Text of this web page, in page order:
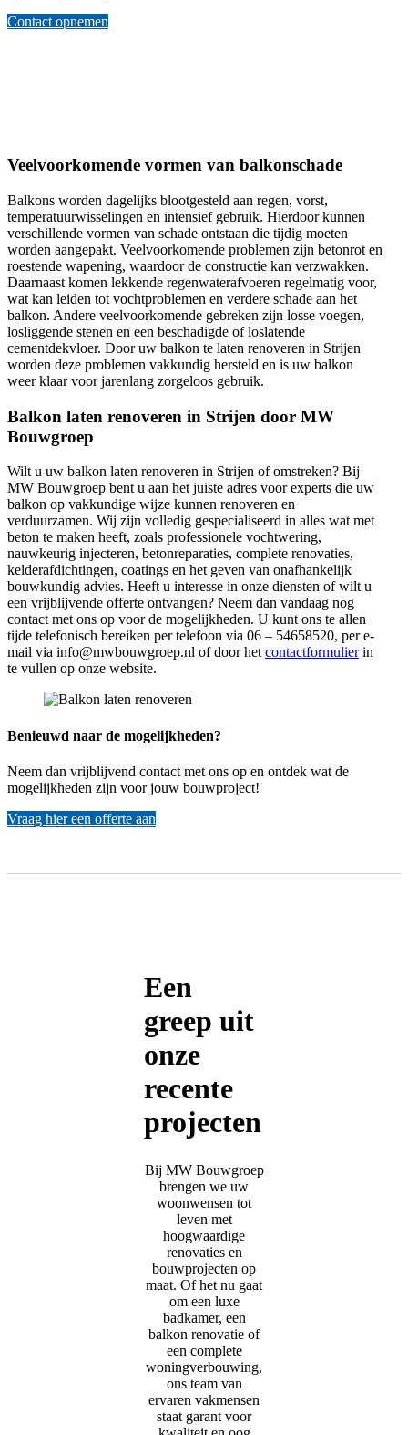
Contact opnemen
Veelvoorkomende vormen van balkonschade
Balkons worden dagelijks blootgesteld aan regen, vorst,
temperatuurwisselingen en intensief gebruik. Hierdoor kunnen
verschillende vormen van schade ontstaan die tijdig moeten
worden aangepakt. Veelvoorkomende problemen zijn betonrot en
roestende wapening, waardoor de constructie kan verzwakken.
Daarnaast komen lekkende regenwaterafvoeren regelmatig voor,
wat kan leiden tot vochtproblemen en verdere schade aan het
balkon. Andere veelvoorkomende gebreken zijn losse voegen,
losliggende stenen en een beschadigde of loslatende
cementdekvloer. Door uw balkon te laten renoveren in Strijen
worden deze problemen vakkundig hersteld en is uw balkon
weer klaar voor jarenlang zorgeloos gebruik.
Balkon laten renoveren in Strijen door MW
Bouwgroep
Wilt u uw balkon laten renoveren in Strijen of omstreken? Bij
MW Bouwgroep bent u aan het juiste adres voor experts die uw
balkon op vakkundige wijze kunnen renoveren en
verduurzamen. Wij zijn volledig gespecialiseerd in alles wat met
beton te maken heeft, zoals professionele vochtwering,
nauwkeurig injecteren, betonreparaties, complete renovaties,
kelderafdichtingen, coatings en het geven van onafhankelijk
bouwkundig advies. Heeft u interesse in onze diensten of wilt u
een vrijblijvende offerte ontvangen? Neem dan vandaag nog
contact met ons op voor de mogelijkheden. U kunt ons te allen
tijde telefonisch bereiken per telefoon via 06 – 54658520, per e-
mail via info@mwbouwgroep.nl of door het contactformulierin
te vullen op onze website.
Benieuwd naar de mogelijkheden?
Neem dan vrijblijvend contact met ons op en ontdek wat de
mogelijkheden zijn voor jouw bouwproject!
Vraag hier een offerte aan
Een
greep uit
onze
recente
projecten
Bij MW Bouwgroep
brengen we uw
woonwensen tot
leven met
hoogwaardige
renovaties en
bouwprojecten op
maat. Of het nu gaat
om een luxe
badkamer, een
balkon renovatie of
een complete
woningverbouwing,
ons team van
ervaren vakmensen
staat garant voor